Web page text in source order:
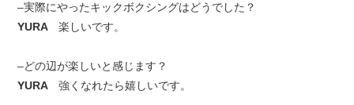
–実際にやったキックボクシングはどうでした？
YURA楽しいです。
–どの辺が楽しいと感じます？
YURA強くなれたら嬉しいです。